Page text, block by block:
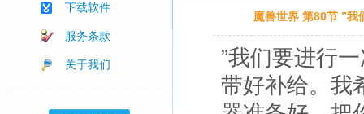
下载软件
服务条款
关于我们
魔兽世界 第80节 ”我
”我们要进行
带好补给。我